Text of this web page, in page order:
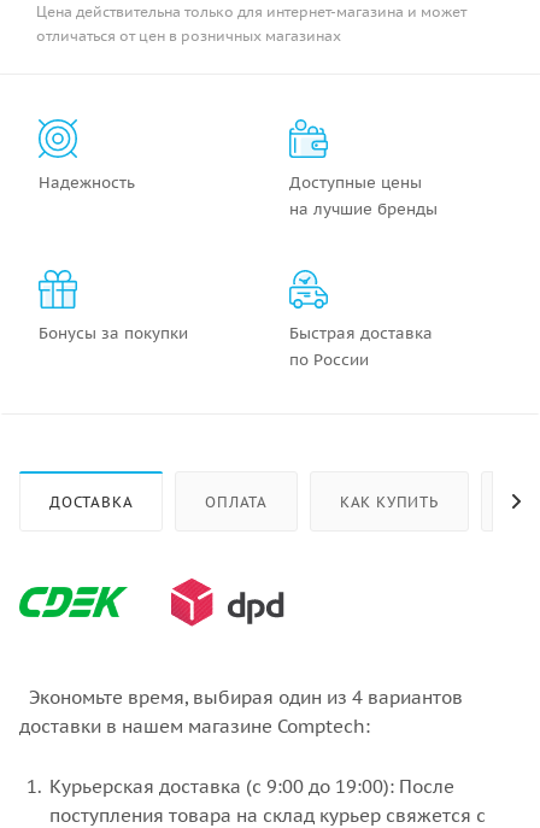
Цена действительна только для интернет-магазина и может
отличаться от цен в розничных магазинах
Надежность
Доступные цены
на лучшие бренды
Бонусы за покупки
Быстрая доставка
по России
ДОСТАВКА ОПЛАТА КАК КУПИТЬ
Экономьте время, выбирая один из 4 вариантов
доставки в нашем магазине Comptech:
Курьерская доставка (с 9:00 до 19:00): После
поступления товара на склад курьер свяжется с